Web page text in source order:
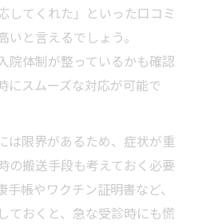
してくれた」といった口コミ
と言えるでしょう。
院体制が整っているかも確認
にスムーズな対応が可能で
は限界があるため、症状が重
の搬送手段も考えておく必要
帳やワクチン証明書など、
ておくと、急な受診時にも慌